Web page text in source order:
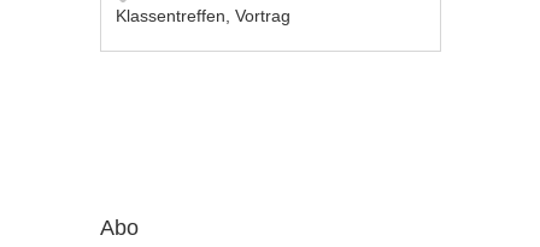
Klassentreffen ,Vortrag
Abo